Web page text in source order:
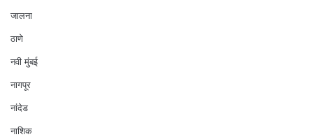
जालना
ठाणे
नवी मुंबई
नागपूर
नांदेड
नाशिक